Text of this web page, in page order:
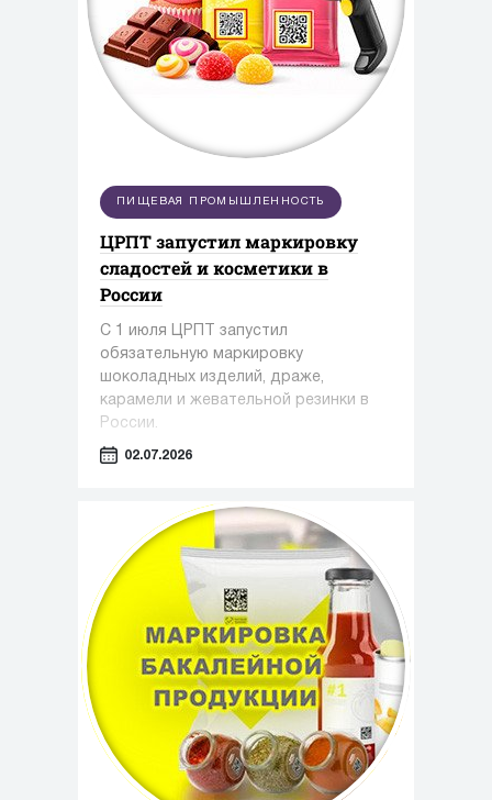
ПИЩЕВАЯ ПРОМЫШЛЕННОСТЬ
ЦРПТ запустил маркировку
сладостей и косметики в
России
С 1 июля ЦРПТ запустил
обязательную маркировку
шоколадных изделий, драже,
карамели и жевательной резинки в
России.
02.07.2026